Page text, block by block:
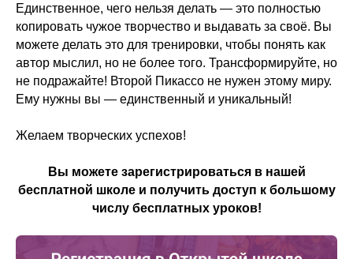
Единственное, чего нельзя делать — это полностью
копировать чужое творчество и выдавать за своё. Вы
можете делать это для тренировки, чтобы понять как
автор мыслил, но не более того. Трансформируйте, но
не подражайте! Второй Пикассо не нужен этому миру.
Ему нужны вы — единственный и уникальный!
Желаем творческих успехов!
Вы можете зарегистрироваться в нашей
бесплатной школе и получить доступ к большому
числу бесплатных уроков!